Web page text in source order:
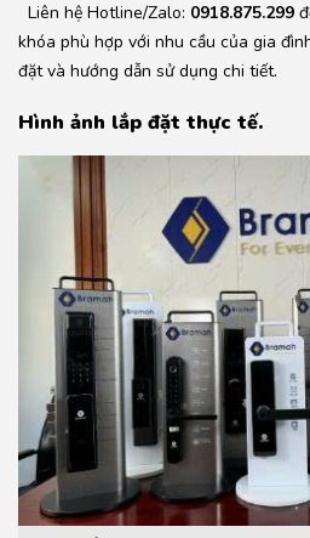
Liên hệ Hotline/Zalo: 0918.875.299
khóa phù hợp với nhu cầu của gia
đặt và hướng dẫn sử dụng chi tiết.
Hình ảnh lắp đặt thực tế.